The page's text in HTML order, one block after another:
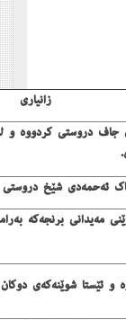
زانیاری
ئەحمەدی شێخ دروستی
لە شوێنی مەیدانی
و ئێستا شوێنەکەی